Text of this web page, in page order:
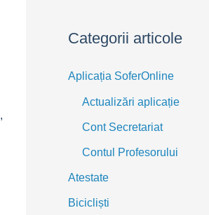
Categorii articole
Aplicația SoferOnline
Actualizări aplicație
Cont Secretariat
Contul Profesorului
Atestate
Bicicliști